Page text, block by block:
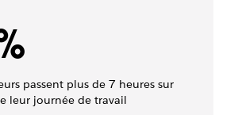
passent plus de 7 heures sur
leur journée de travail